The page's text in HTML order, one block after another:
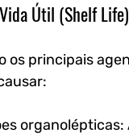
Útil (Shelf
os principais